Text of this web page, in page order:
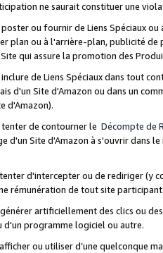
ne saurait constituer une
poster ou fournir de Liens Spéciaux
plan ou à l'arrière-plan, publicité
qui assure la promotion des
de Liens Spéciaux dans tout
d'un Site d'Amazon ou dans un
d'Amazon).
tenter de contourner le Décompte de
d'un Site d'Amazon à s'ouvrir dans
d'intercepter ou de rediriger
rémunération de tout site
artificiellement des clics ou
programme logiciel ou autre.
ou utiliser d’une quelconque